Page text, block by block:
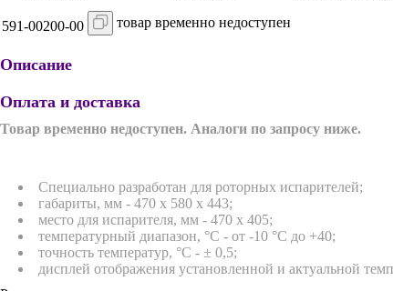
591-00200-00 товар временно недоступен
Описание
Оплата и доставка
Товар временно недоступен. Аналоги по запросу ниже.
Специально разработан для роторных испарителей;
габариты, мм - 470 x 580 x 443;
место для испарителя, мм - 470 x 405;
температурный диапазон, °C - от -10 °C до +40;
точность температур, °C - ± 0,5;
дисплей отображения установленной и актуальной